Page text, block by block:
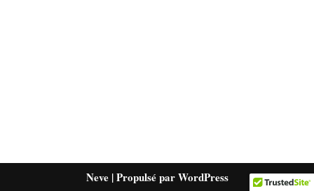
Neve| Propulsé parWordPress